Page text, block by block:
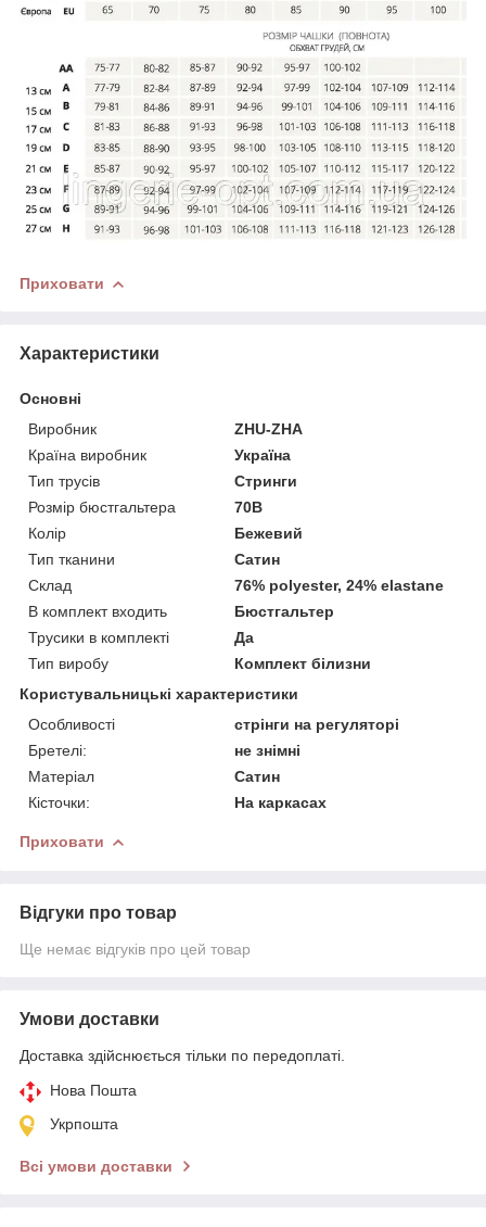
Приховати
Характеристики
Основні
Виробник
ZHU-ZHA
Країна виробник
Україна
Тип трусів
Стринги
Розмір бюстгальтера
70B
Колір
Бежевий
Тип тканини
Сатин
Склад
76% polyester, 24% elastane
В комплект входить
Бюстгальтер
Трусики в комплекті
Да
Тип виробу
Комплект білизни
Користувальницькі характеристики
Особливості
стрінги на регуляторі
Бретелі:
не знімні
Матеріал
Сатин
Кісточки:
На каркасах
Приховати
Відгуки про товар
Ще немає відгуків про цей товар
Умови доставки
Доставка здійснюється тільки по передоплаті.
Нова Пошта
Укрпошта
Всі умови доставки